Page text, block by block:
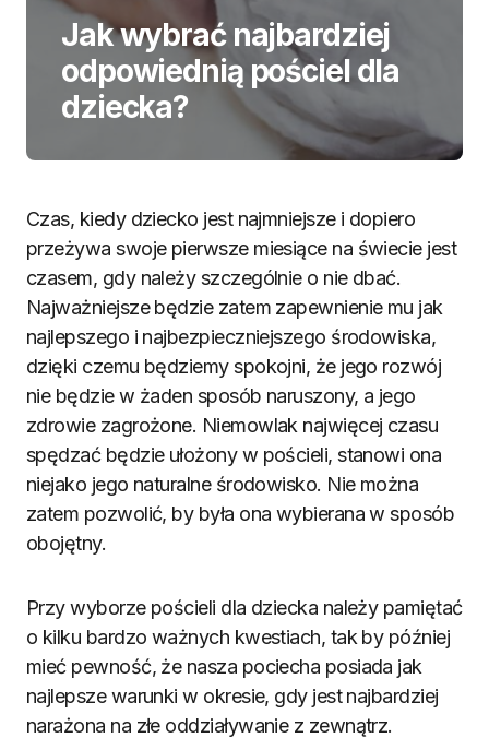
Jak wybrać najbardziej
odpowiednią pościel dla
dziecka?
Czas, kiedy dziecko jest najmniejsze i dopiero
przeżywa swoje pierwsze miesiące na świecie jest
czasem, gdy należy szczególnie o nie dbać.
Najważniejsze będzie zatem zapewnienie mu jak
najlepszego i najbezpieczniejszego środowiska,
dzięki czemu będziemy spokojni, że jego rozwój
nie będzie w żaden sposób naruszony, a jego
zdrowie zagrożone. Niemowlak najwięcej czasu
spędzać będzie ułożony w pościeli, stanowi ona
niejako jego naturalne środowisko. Nie można
zatem pozwolić, by była ona wybierana w sposób
obojętny.
Przy wyborze pościeli dla dziecka należy pamiętać
o kilku bardzo ważnych kwestiach, tak by później
mieć pewność, że nasza pociecha posiada jak
najlepsze warunki w okresie, gdy jest najbardziej
narażona na złe oddziaływanie z zewnątrz.